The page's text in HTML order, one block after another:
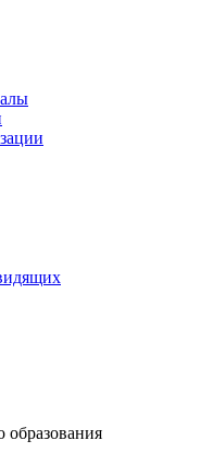
образования